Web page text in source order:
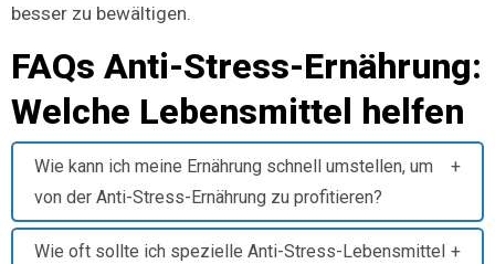
besser zu bewältigen.
FAQs Anti-Stress-Ernährung:
Welche Lebensmittel helfen
Wie kann ich meine Ernährung schnell umstellen, um
von der Anti-Stress-Ernährung zu profitieren?
Wie oft sollte ich spezielle Anti-Stress-Lebensmittel